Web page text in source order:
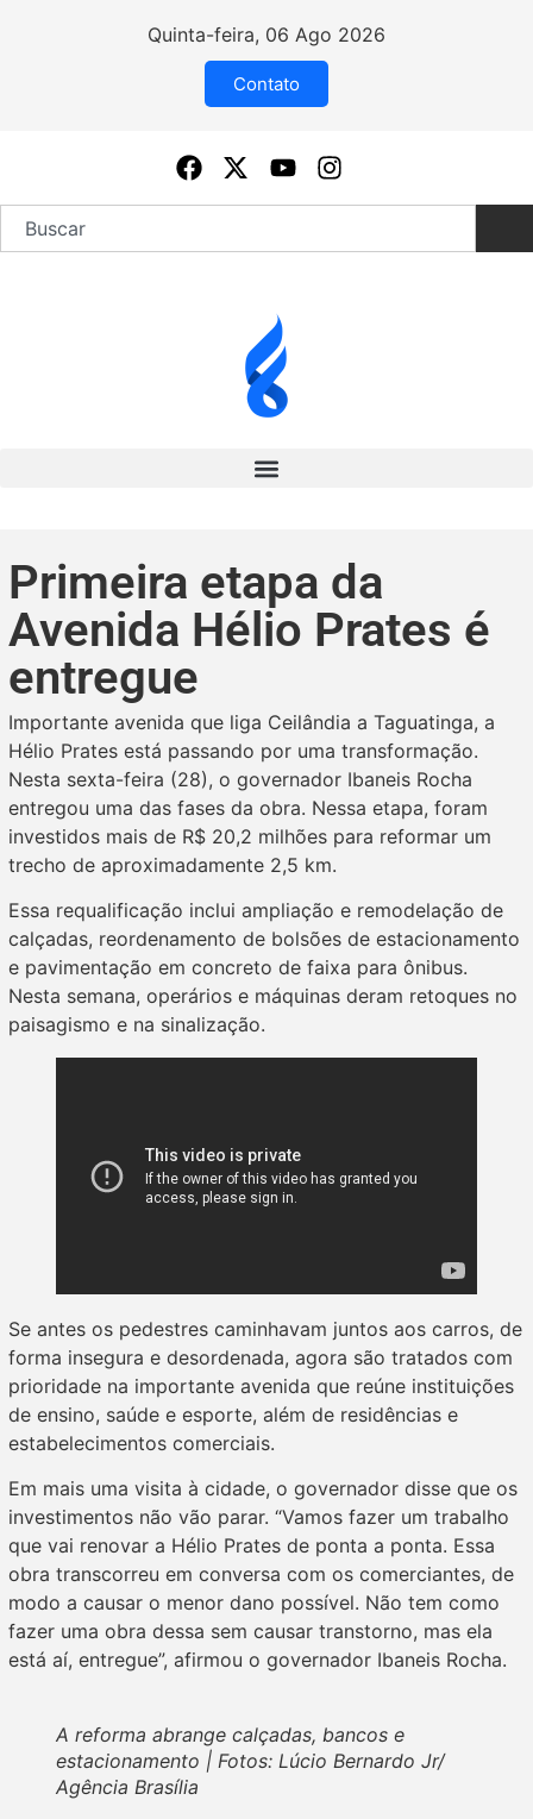
Quinta-feira, 06 Ago 2026
Contato
Primeira etapa da
Avenida Hélio Prates é
entregue
Importante avenida que liga Ceilândia a Taguatinga, a
Hélio Prates está passando por uma transformação.
Nesta sexta-feira (28), o governador Ibaneis Rocha
entregou uma das fases da obra. Nessa etapa, foram
investidos mais de R$ 20,2 milhões para reformar um
trecho de aproximadamente 2,5 km.
Essa requalificação inclui ampliação e remodelação de
calçadas, reordenamento de bolsões de estacionamento
e pavimentação em concreto de faixa para ônibus.
Nesta semana, operários e máquinas deram retoques no
paisagismo e na sinalização.
Se antes os pedestres caminhavam juntos aos carros, de
forma insegura e desordenada, agora são tratados com
prioridade na importante avenida que reúne instituições
de ensino, saúde e esporte, além de residências e
estabelecimentos comerciais.
Em mais uma visita à cidade, o governador disse que os
investimentos não vão parar. “Vamos fazer um trabalho
que vai renovar a Hélio Prates de ponta a ponta. Essa
obra transcorreu em conversa com os comerciantes, de
modo a causar o menor dano possível. Não tem como
fazer uma obra dessa sem causar transtorno, mas ela
está aí, entregue”, afirmou o governador Ibaneis Rocha.
A reforma abrange calçadas, bancos e
estacionamento | Fotos: Lúcio Bernardo Jr/
Agência Brasília